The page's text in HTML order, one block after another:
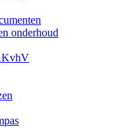
onderhoud